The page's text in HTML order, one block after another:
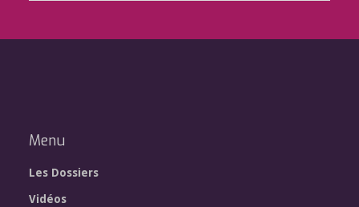
Menu
Les Dossiers
Vidéos